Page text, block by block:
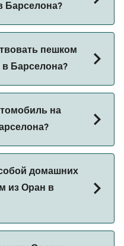
Барселона?
нашу страницу
последние акции
пешком
Барселона?
с
на
с
домашних
из Оран в